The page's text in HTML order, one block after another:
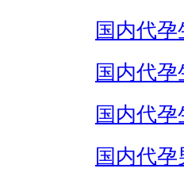
国内代
国内代
国内代孕
国内代